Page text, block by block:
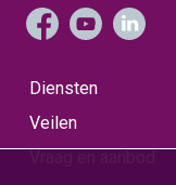
Diensten
Veilen